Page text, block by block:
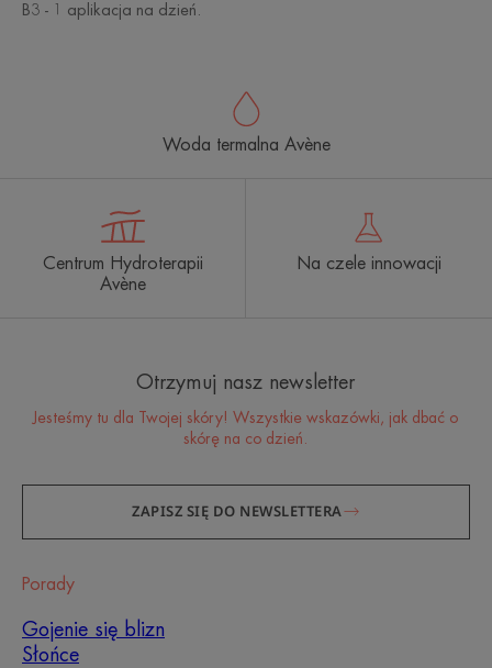
B3 - 1 aplikacja na dzień.
Woda termalna Avène
Centrum Hydroterapii
Avène
Na czele innowacji
Otrzymuj nasz newsletter
Jesteśmy tu dla Twojej skóry! Wszystkie wskazówki, jak dbać o
skórę na co dzień.
ZAPISZ SIĘ DO NEWSLETTERA
Porady
Gojenie się blizn
Słońce